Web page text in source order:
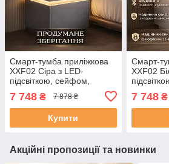
Смарт-тумба приліжкова
XXF02 Сіра з LED-
підсвіткою, сейфом,
заряджанням і Bluetooth-
аудіо
7 748 ₴ 7 878 ₴
Купити
Смарт-
XXF02
7 748₴
Акційні пропозиції та новинки